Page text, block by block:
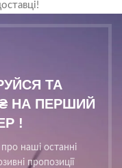
ТА
НА ПЕРШИЙ
!
наші останні
пропозиції